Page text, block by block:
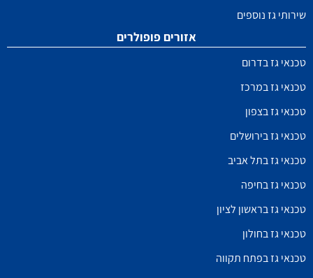
שירותי גז נוספים
אזורים פופולרים
טכנאי גז בדרום
טכנאי גז במרכז
טכנאי גז בצפון
טכנאי גז בירושלים
טכנאי גז בתל אביב
טכנאי גז בחיפה
טכנאי גז בראשון לציון
טכנאי גז בחולון
טכנאי גז בפתח תקווה